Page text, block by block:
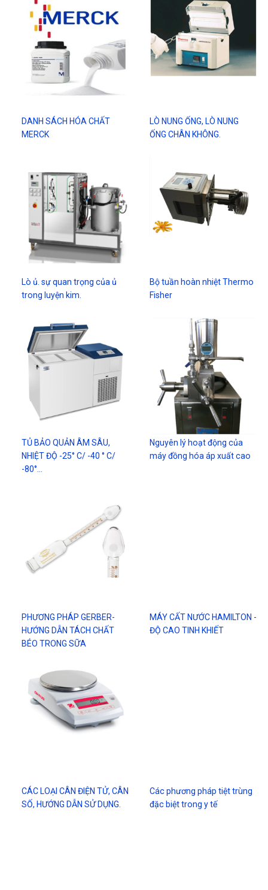
DANH SÁCH HÓA CHẤT
MERCK
LÒ NUNG ỐNG, LÒ NUNG
ỐNG CHÂN KHÔNG.
Lò ủ. sự quan trọng của ủ
trong luyện kim.
Bộ tuần hoàn nhiệt Thermo
Fisher
TỦ BẢO QUẢN ÂM SÂU,
NHIỆT ĐỘ -25° C/ -40 ° C/
-80°…
Nguyên lý hoạt động của
máy đồng hóa áp xuất cao
PHƯƠNG PHÁP GERBER-
HƯỚNG DẪN TÁCH CHẤT
BÉO TRONG SỮA
MÁY CẤT NƯỚC HAMILTON -
ĐỘ CAO TINH KHIẾT
CÁC LOẠI CÂN ĐIỆN TỬ, CÂN
SỐ, HƯỚNG DẪN SỬ DỤNG.
Các phương pháp tiệt trùng
đặc biệt trong y tế